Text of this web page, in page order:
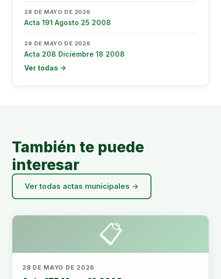
28 DE MAYO DE 2026
Acta 191 Agosto 25 2008
28 DE MAYO DE 2026
Acta 208 Diciembre 18 2008
Ver todas →
También te puede
interesar
Ver todas actas municipales →
📋
28 DE MAYO DE 2026